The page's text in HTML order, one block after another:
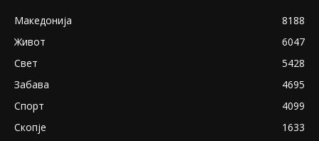
Македонија
8188
Живот
6047
Свет
5428
Забава
4695
Спорт
4099
Скопје
1633